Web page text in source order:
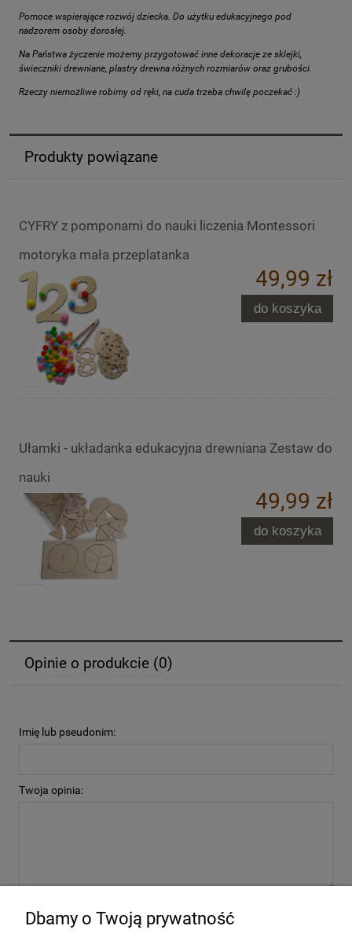
Pomoce wspierające rozwój dziecka. Do użytku edukacyjnego pod
nadzorem osoby dorosłej.
Na Państwa życzenie możemy przygotować inne dekoracje ze sklejki,
świeczniki drewniane, plastry drewna różnych rozmiarów oraz grubości.
Rzeczy niemożliwe robimy od ręki, na cuda trzeba chwilę poczekać :)
Produkty powiązane
CYFRY z pomponami do nauki liczenia Montessori
motoryka mała przeplatanka
49,99 zł
do koszyka
Ułamki - układanka edukacyjna drewniana Zestaw do
nauki
49,99 zł
do koszyka
Opinie o produkcie (0)
Imię lub pseudonim:
Twoja opinia:
Dbamy o Twoją prywatność